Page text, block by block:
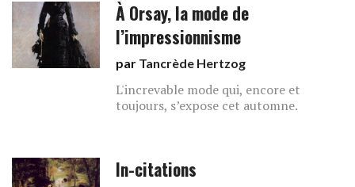
À Orsay, la mode de
l’impressionnisme
par Tancrède Hertzog
L'increvable mode qui, encore et
toujours, s’expose cet automne.
In-citations